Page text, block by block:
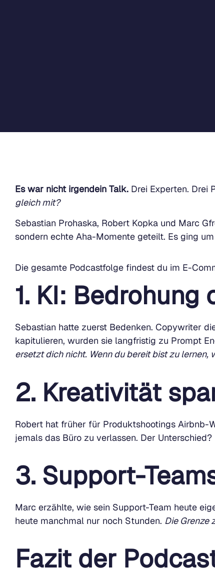
Es war nicht irgendein Talk. Drei Experten. Drei
gleich mit?
Sebastian Prohaska, Robert Kopka und Marc
sondern echte Aha-Momente geteilt. Es ging
Die gesamte Podcastfolge findest du im E-
1. KI: Bedrohung
Sebastian hatte zuerst Bedenken. Copywriter
kapitulieren, wurden sie langfristig zu Prompt
ersetzt dich nicht. Wenn du bereit bist zu
2. Kreativität
Robert hat früher für Produktshootings Airbnb-
jemals das Büro zu verlassen. Der
3. Support-
Marc erzählte, wie sein Support-Team heute
heute manchmal nur noch Stunden. Die Grenze
Fazit der